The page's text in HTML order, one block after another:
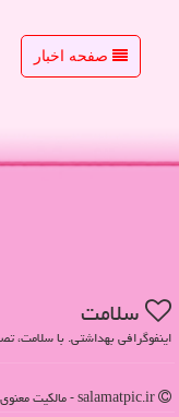
صفحه اخبار
سلامت
اینفوگرافی بهداشتی. با سلامت،